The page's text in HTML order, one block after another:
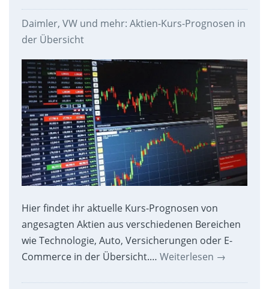
Daimler, VW und mehr: Aktien-Kurs-Prognosen in
der Übersicht
Hier findet ihr aktuelle Kurs-Prognosen von
angesagten Aktien aus verschiedenen Bereichen
wie Technologie, Auto, Versicherungen oder E-
Commerce in der Übersicht.… Weiterlesen →